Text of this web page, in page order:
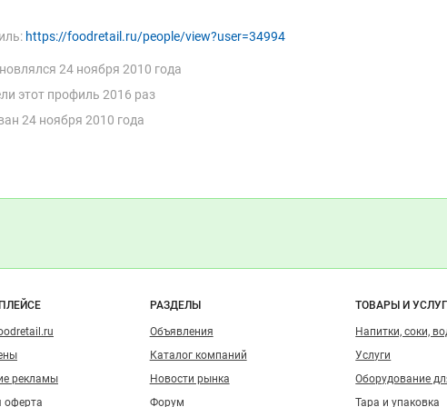
Куплю
https://foodretail.ru/people/view?user=34994
24 ноября 2010 года
этот профиль 2016 раз
24 ноября 2010 года
по сайту
рекламы
оферта
РАЗДЕЛЫ
Объявления
Каталог компаний
Новости рынка
Форум
ТОВАРЫ И
Напитки, соки,
Услуги
Оборудование
Тара и упаковка